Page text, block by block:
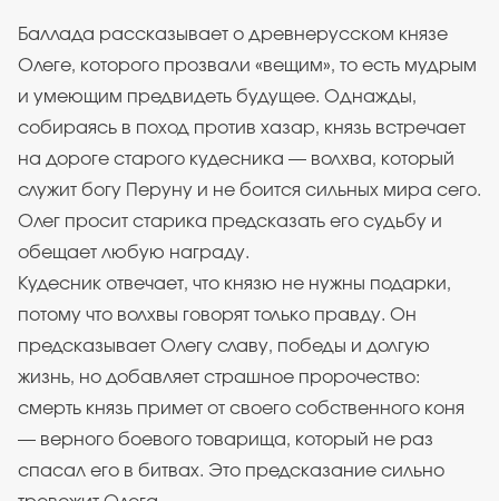
Баллада рассказывает о древнерусском князе
Олеге, которого прозвали «вещим», то есть мудрым
и умеющим предвидеть будущее. Однажды,
собираясь в поход против хазар, князь встречает
на дороге старого кудесника — волхва, который
служит богу Перуну и не боится сильных мира сего.
Олег просит старика предсказать его судьбу и
обещает любую награду.
Кудесник отвечает, что князю не нужны подарки,
потому что волхвы говорят только правду. Он
предсказывает Олегу славу, победы и долгую
жизнь, но добавляет страшное пророчество:
смерть князь примет от своего собственного коня
— верного боевого товарища, который не раз
спасал его в битвах. Это предсказание сильно